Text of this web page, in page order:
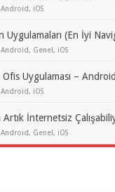
Android, iOS
Uygulamaları (En İyi
Android, Genel, iOS
Uygulaması –
Android, iOS
İnternetsiz
Android, Genel, iOS